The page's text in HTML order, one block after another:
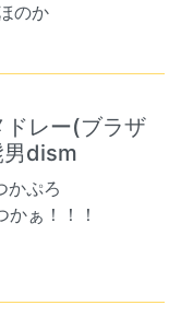
のか
レー(ブラザ
男dism
かぷろ
かぁ！！！